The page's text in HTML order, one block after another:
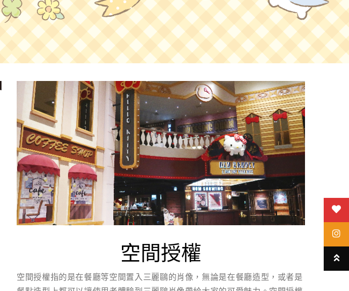
空間授權
空間授權指的是在餐廳等空間置入三麗鷗的肖像，無論是在餐廳造型，或者是